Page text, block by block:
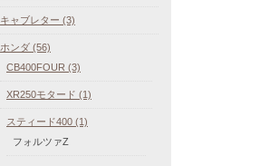
キャブレター (3)
ホンダ (56)
CB400FOUR (3)
XR250モタード (1)
スティード400 (1)
フォルツァZ